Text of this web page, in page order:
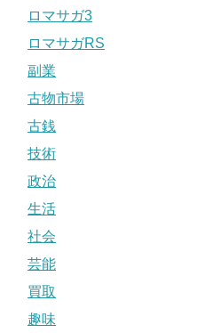
ロマサガ3
ロマサガRS
副業
古物市場
古銭
技術
政治
生活
社会
芸能
買取
趣味